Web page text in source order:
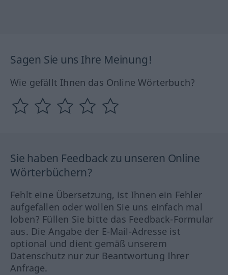
Sagen Sie uns Ihre Meinung!
Wie gefällt Ihnen das Online Wörterbuch?
Sie haben Feedback zu unseren Online
Wörterbüchern?
Fehlt eine Übersetzung, ist Ihnen ein Fehler
aufgefallen oder wollen Sie uns einfach mal
loben? Füllen Sie bitte das Feedback-Formular
aus. Die Angabe der E-Mail-Adresse ist
optional und dient gemäß unserem
Datenschutz nur zur Beantwortung Ihrer
Anfrage.